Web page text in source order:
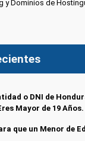
o DNI de
Mayor de 19 Años.
que un Menor de